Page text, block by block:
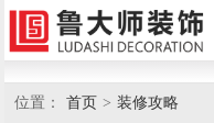
位置： 首页 > 装修攻略